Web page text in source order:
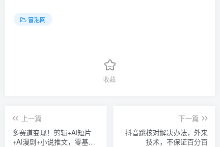
冒泡网
收藏
上一篇
多赛道变现！剪辑+AI短片
+AI漫剧+小说推文，零基础
下一篇
抖音跳核对解决办法，外来
技术，不保证百分百